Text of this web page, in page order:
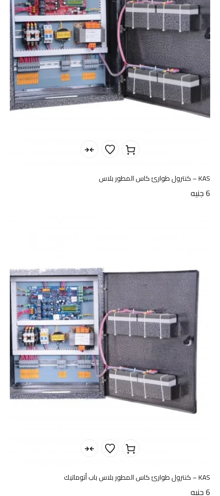
KAS – كنترول طوارئ كاس المطور بلاس
6جنيه
KAS – كنترول طوارئ كاس المطور بلاس باب أتوماتيك
6جنيه